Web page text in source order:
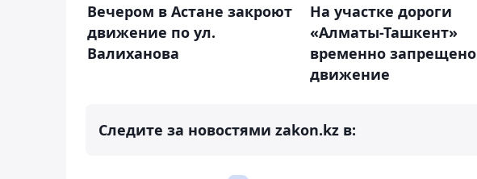
Вечером в Астане закроют
движение по ул.
Валиханова
На участке дороги
«Алматы-Ташкент»
временно запрещено
движение
Следите за новостями zakon.kz в: